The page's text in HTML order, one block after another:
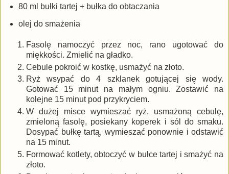
80 ml bułki tartej + bułka do obtaczania
olej do smażenia
Fasolę namoczyć przez noc, rano ugotować do
miękkości. Zmielić na gładko.
Cebule pokroić w kostkę, usmażyć na złoto.
Ryż wsypać do 4 szklanek gotującej się wody.
Gotować 15 minut na małym ogniu. Zostawić na
kolejne 15 minut pod przykryciem.
W dużej misce wymieszać ryż, usmażoną cebulę,
zmieloną fasolę, posiekany koperek i sól do smaku.
Dosypać bułkę tartą, wymieszać ponownie i odstawić
na 15 minut.
Formować kotlety, obtoczyć w bułce tartej i smażyć na
złoto.